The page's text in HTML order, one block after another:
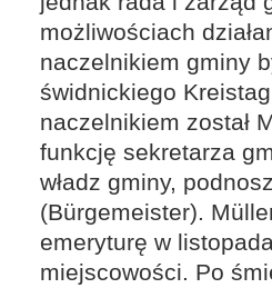
możliwościach
naczelnikiem gminy
świdnickiego
naczelnikiem został
funkcję sekretarza
władz gminy,
(Bürgemeister).
emeryturę w
miejscowości. Po